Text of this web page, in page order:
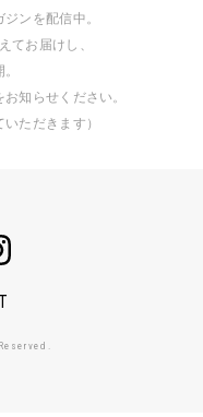
ンを配信中。
てお届けし、
知らせください。
ただきます）